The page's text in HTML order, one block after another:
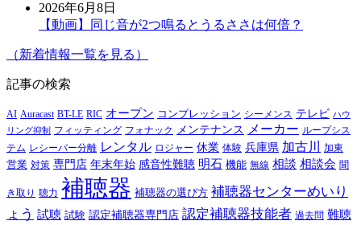
2026年6月8日
【動画】同じ音が2つ鳴るとうるささは何倍？
（新着情報一覧を見る）
記事の検索
AI Auracast BT-LE RIC オープン コンプレッション シーメンス テレビ ハウ
リング抑制
フィッティング フォナック メンテナンス メーカー ループシス
テム レシーバー分離 レンタル ロジャー 休業 体験 兵庫県 加古川 加東
営業 対策 専門店 年末年始 感音性難聴 明石 機能 無線 相談 相談会 聞
き取り 聴力 補聴器 補聴器の選び方 補聴器センターめいり
ょう 試聴 試験 認定補聴器専門店 認定補聴器技能者 過去問 難聴